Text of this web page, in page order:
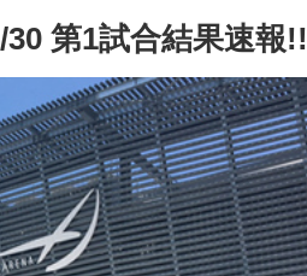
第1試合結果速報!!